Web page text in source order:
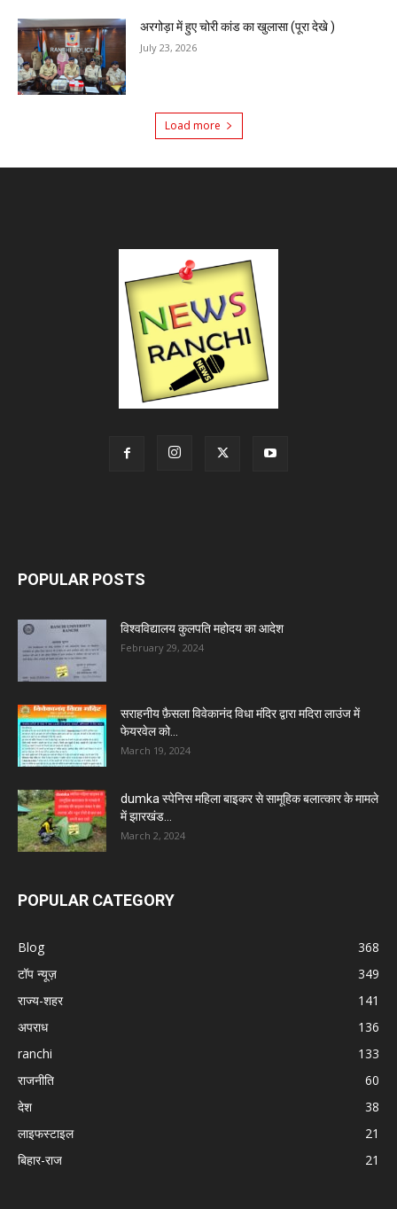
अरगोड़ा में हुए चोरी कांड का खुलासा (पूरा देखे )
July 23, 2026
Load more
POPULAR POSTS
विश्वविद्यालय कुलपति महोदय का आदेश
February 29, 2024
सराहनीय फ़ैसला विवेकानंद विधा मंदिर द्वारा मदिरा लाउंज में
फेयरवेल को...
March 19, 2024
dumka स्पेनिस महिला बाइकर से सामूहिक बलात्कार के मामले
में झारखंड...
March 2, 2024
POPULAR CATEGORY
Blog
368
टॉप न्यूज़
349
राज्य-शहर
141
अपराध
136
ranchi
133
राजनीति
60
देश
38
लाइफस्टाइल
21
बिहार-राज
21